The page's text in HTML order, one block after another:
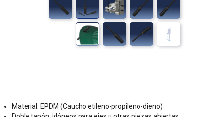
Material: EPDM (Caucho etileno-propileno-dieno)